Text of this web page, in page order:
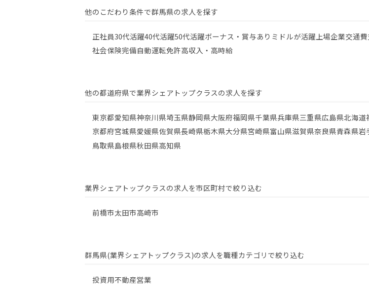
他のこだわり条件で群馬県の求人を探す
正社員30代活躍40代活躍50代活躍ボーナス・賞与あり ミドルが活躍 上場企業交通
社会保険完備自動運転免許高収入・高時給
他の都道府県で業界シェアトップクラスの求人を探す
東京都愛知県神奈川県埼玉県静岡県大阪府福岡県千葉県兵庫県三重県広島県北海道
京都府宮城県愛媛県佐賀県長崎県栃木県大分県宮崎県富山県滋賀県奈良県青森県岩
鳥取県島根県秋田県高知県
業界シェアトップクラスの求人を市区町村で絞り込む
前橋市太田市高崎市
群馬県(業界シェアトップクラス)の求人を職種カテゴリで絞り込む
投資用不動産営業